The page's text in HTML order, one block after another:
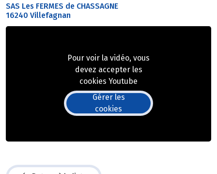
SAS Les FERMES de CHASSAGNE
16240 Villefagnan
Pour voir la vidéo, vous
devez accepter les
cookies Youtube
Gérer les
cookies